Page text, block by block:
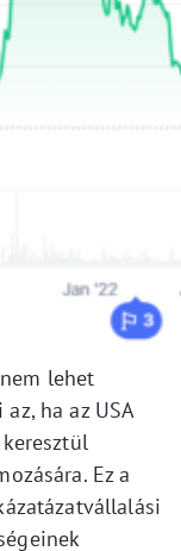
lehet
ha az USA
Ez a